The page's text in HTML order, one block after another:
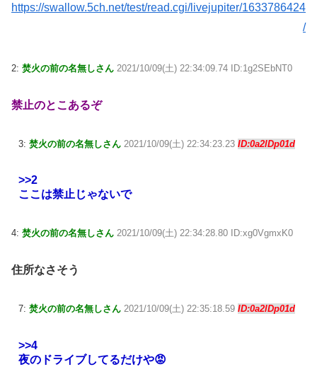
https://swallow.5ch.net/test/read.cgi/livejupiter/1633786424
/
2: 焚火の前の名無しさん 2021/10/09(土) 22:34:09.74 ID:1g2SEbNT0
禁止のとこあるぞ
3: 焚火の前の名無しさん 2021/10/09(土) 22:34:23.23 ID:0a2lDp01d
>>2
ここは禁止じゃないで
4: 焚火の前の名無しさん 2021/10/09(土) 22:34:28.80 ID:xg0VgmxK0
住所なさそう
7: 焚火の前の名無しさん 2021/10/09(土) 22:35:18.59 ID:0a2lDp01d
>>4
夜のドライブしてるだけや😡